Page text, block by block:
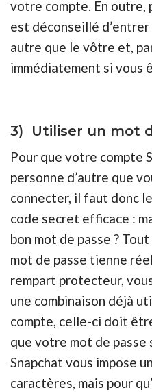
votre compte. En outre,
est déconseillé
autre que le vôtre et,
immédiatement si vous
3) Utiliser un mot
Pour que votre compte
personne d’autre que
connecter, il faut donc
code secret efficace :
bon mot de passe ?
mot de passe tienne
rempart protecteur,
une combinaison déjà
compte, celle-ci doit
que votre mot de
Snapchat vous impose
caractères, mais pour